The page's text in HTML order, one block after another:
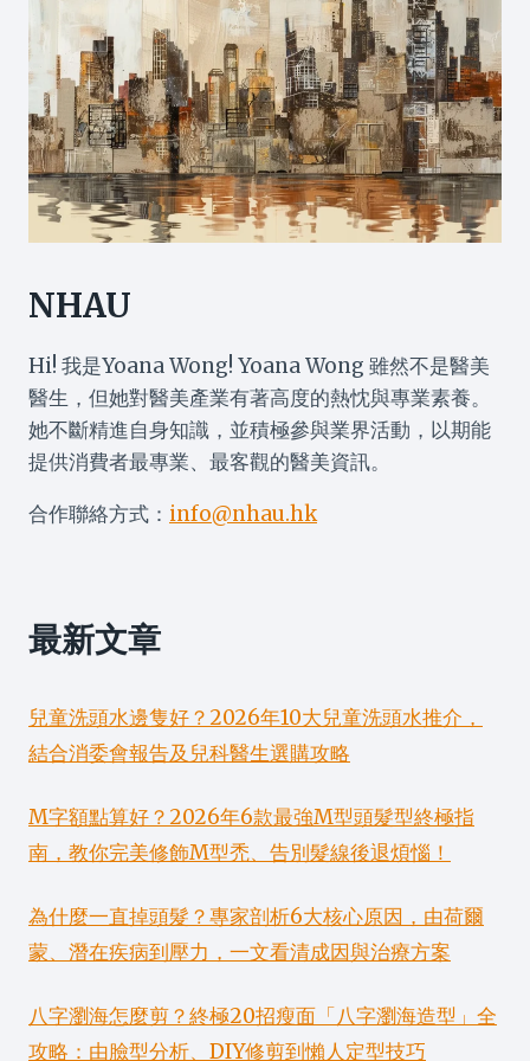
NHAU
Hi! 我是Yoana Wong! Yoana Wong 雖然不是醫美
醫生，但她對醫美產業有著高度的熱忱與專業素養。
她不斷精進自身知識，並積極參與業界活動，以期能
提供消費者最專業、最客觀的醫美資訊。
合作聯絡方式： info@nhau.hk
最新文章
兒童洗頭水邊隻好？2026年10大兒童洗頭水推介，
結合消委會報告及兒科醫生選購攻略
M字額點算好？2026年6款最強M型頭髮型終極指
南，教你完美修飾M型禿、告別髮線後退煩惱！
為什麼一直掉頭髮？專家剖析6大核心原因，由荷爾
蒙、潛在疾病到壓力，一文看清成因與治療方案
八字瀏海怎麼剪？終極20招瘦面「八字瀏海造型」全
攻略：由臉型分析、DIY修剪到懶人定型技巧